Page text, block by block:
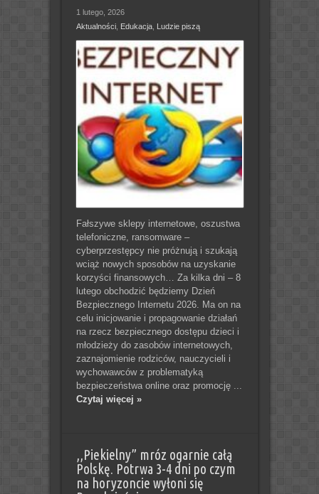
1 lutego, 2026
Aktualności, Edukacja, Ludzie piszą
Fałszywe sklepy internetowe, oszustwa
telefoniczne, ransomware –
cyberprzestępcy nie próżnują i szukają
wciąż nowych sposobów na uzyskanie
korzyści finansowych… Za kilka dni – 8
lutego obchodzić będziemy Dzień
Bezpiecznego Internetu 2026. Ma on na
celu inicjowanie i propagowanie działań
na rzecz bezpiecznego dostępu dzieci i
młodzieży do zasobów internetowych,
zaznajomienie rodziców, nauczycieli i
wychowawców z problematyką
bezpieczeństwa online oraz promocję ...
Czytaj więcej »
,,Piekielny” mróz ogarnie całą
Polskę. Potrwa 3-4 dni po czym
na horyzoncie wyłoni się